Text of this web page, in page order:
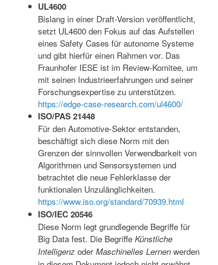
UL4600
Bislang in einer Draft-Version veröffentlicht,
setzt UL4600 den Fokus auf das Aufstellen
eines Safety Cases für autonome Systeme
und gibt hierfür einen Rahmen vor. Das
Fraunhofer IESE ist im Review-Komitee, um
mit seinen Industrieerfahrungen und seiner
Forschungsexpertise zu unterstützen.
https://edge-case-research.com/ul4600/
ISO/PAS 21448
Für den Automotive-Sektor entstanden,
beschäftigt sich diese Norm mit den
Grenzen der sinnvollen Verwendbarkeit von
Algorithmen und Sensorsystemen und
betrachtet die neue Fehlerklasse der
funktionalen Unzulänglichkeiten.
https://www.iso.org/standard/70939.html
ISO/IEC 20546
Diese Norm legt grundlegende Begriffe für
Big Data fest. Die Begriffe Künstliche
Intelligenz oder Maschinelles Lernen werden